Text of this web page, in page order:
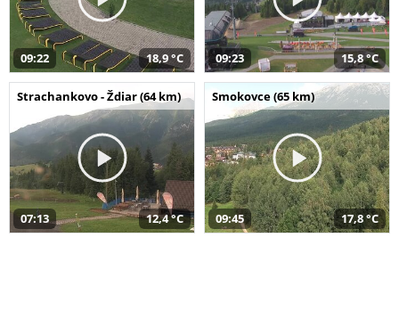
09:22 18,9 °C 09:23 15,8 °C
Strachankovo - Ždiar (64 km)
07:13 12,4 °C
Smokovce (65 km)
09:45 17,8 °C